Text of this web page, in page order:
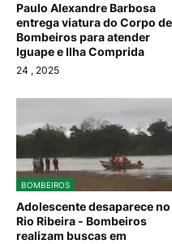
Paulo Alexandre Barbosa
entrega viatura do Corpo de
Bombeiros para atender
Iguape e Ilha Comprida
24 , 2025
BOMBEIROS
Adolescente desaparece no
Rio Ribeira - Bombeiros
realizam buscas em